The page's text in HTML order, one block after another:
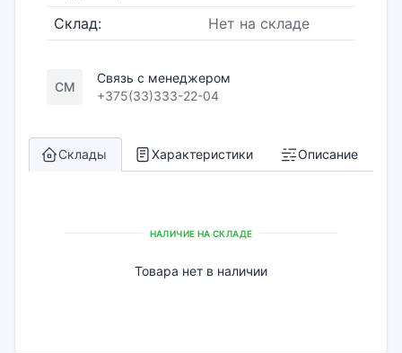
Склад:
Нет на складе
СМ
Связь с менеджером
+375(33)333-22-04
Склады Характеристики Описание
НАЛИЧИЕ НА СКЛАДЕ
Товара нет в наличии